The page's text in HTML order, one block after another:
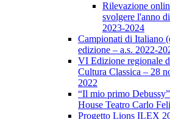
Rilevazione
svolgere l'anno
2023-2024
Campionati di Italiano
edizione – a.s. 2022-
VI Edizione regionale
Cultura Classica – 28
2022
“Il mio primo
House Teatro Carlo
Progetto Lions ILEX